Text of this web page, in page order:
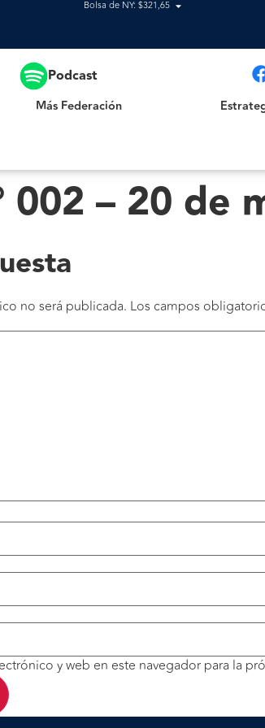
Bolsa de NY: $321,65
Podcast
Más Federación
002 – 20 de
no será publicada. Los campos
y web en este navegador para la